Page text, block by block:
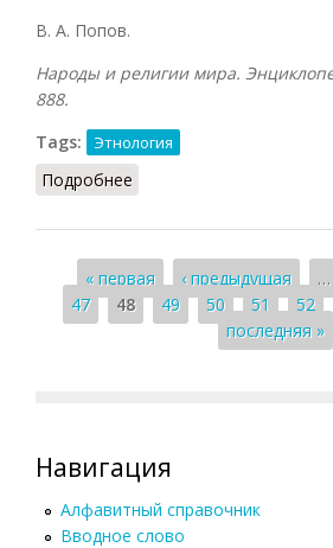
В. А. Попов.
Народы и религии мира.
888.
Tags:
Этнология
Подробнее
Страницы
« первая ‹ предыдущая …
47
48 49 50 51 52
последняя »
Навигация
Алфавитный справочник
Вводное слово